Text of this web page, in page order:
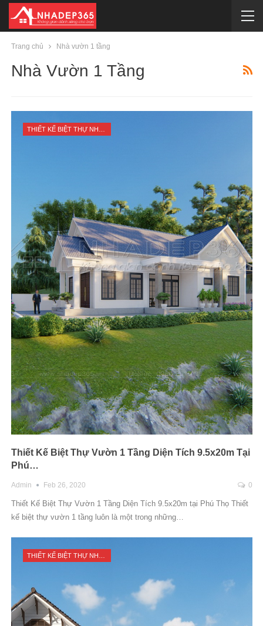
Trang chủ Nhà vườn 1 tầng
Nhà Vườn 1 Tầng
THIẾT KẾ BIỆT THỰ NHÀ VƯỜN
Thiết Kế Biệt Thự Vườn 1 Tầng Diện Tích 9.5x20m Tại
Phú…
Admin Feb 26, 2020 0
Thiết Kế Biệt Thự Vườn 1 Tầng Diện Tích 9.5x20m tại Phú Thọ Thiết
kế biệt thự vườn 1 tầng luôn là một trong những…